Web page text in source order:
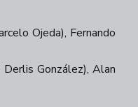
Ojeda), Fernando
Derlis González), Alan